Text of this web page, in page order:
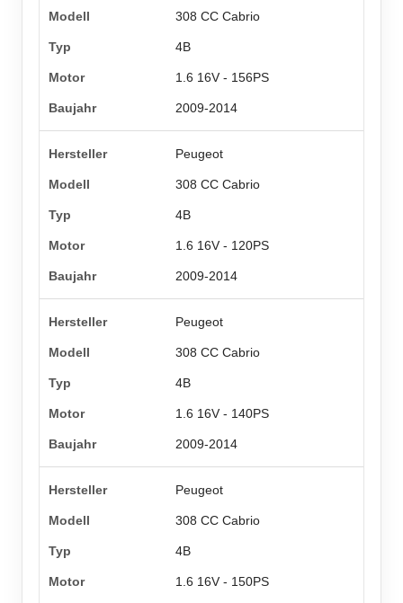
308 CC Cabrio
4B
1.6 16V - 156PS
2009-2014
Peugeot
308 CC Cabrio
4B
1.6 16V - 120PS
2009-2014
Peugeot
308 CC Cabrio
4B
1.6 16V - 140PS
2009-2014
Peugeot
308 CC Cabrio
4B
1.6 16V - 150PS